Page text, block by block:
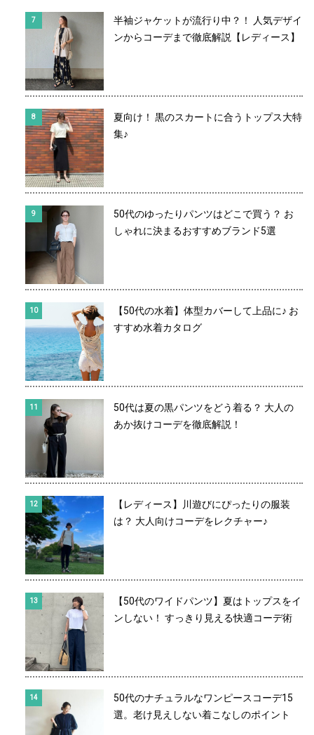
半袖ジャケットが流行り中？！ 人気デザイ
ンからコーデまで徹底解説【レディース】
夏向け！ 黒のスカートに合うトップス大特
集♪
50代のゆったりパンツはどこで買う？ お
しゃれに決まるおすすめブランド5選
【50代の水着】体型カバーして上品に♪ お
すすめ水着カタログ
50代は夏の黒パンツをどう着る？ 大人の
あか抜けコーデを徹底解説！
【レディース】川遊びにぴったりの服装
は？ 大人向けコーデをレクチャー♪
【50代のワイドパンツ】夏はトップスをイ
ンしない！ すっきり見える快適コーデ術
50代のナチュラルなワンピースコーデ15
選。老け見えしない着こなしのポイント